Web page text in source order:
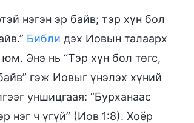
нэгэн эр байв; тэр хүн бол
Библи дэх Иовын талаарх
Энэ нь “Тэр хүн бол төгс,
гэж Иовыг үнэлэх хүний
уншицгаая: “Бурханаас
нэг ч үгүй” (Иов 1:8). Хоёр